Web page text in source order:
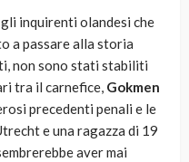
inquirenti olandesi che
a passare alla storia
non sono stati stabiliti
tra il carnefice, Gokmen
precedenti penali e le
e una ragazza di 19
aver mai